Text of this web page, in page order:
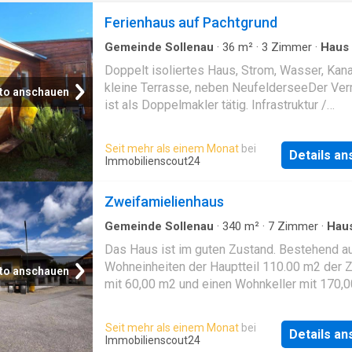
anschauen
Ferienhaus auf Pachtgrund
Gemeinde Sollenau · 36 m² · 3 Zimmer · Haus
Doppelt isoliertes Haus, Strom, Wasser,
kleine Terrasse, neben NeufelderseeDer
ist als Doppelmakler tätig. Infrastruktur /
Schule 500m Nahversorgung Supermarkt 500m
Autobahnanschluss 3.000m Bahnhof 500m
Flughafen 9.500m Angaben Entfernung Luftlinie /
Quelle: OpenStreetMap
Seit mehr als einem Monat bei
Immobilienscout24
Details
anschauen
Zweifamielienhaus
Gemeinde Sollenau · 340 m² · 7 Zimmer ·
Das Haus ist im guten Zustand. Bestehend
Wohneinheiten der Hauptteil 110.00 m2 der
mit 60,00 m2 und einen Wohnkeller mit
ausgestattet. Es gibt insgesamt 4 Regulaäre
Parkplätze. Es gibt im Garten einen
Seit mehr als einem Monat bei
Immobilienscout24
Details